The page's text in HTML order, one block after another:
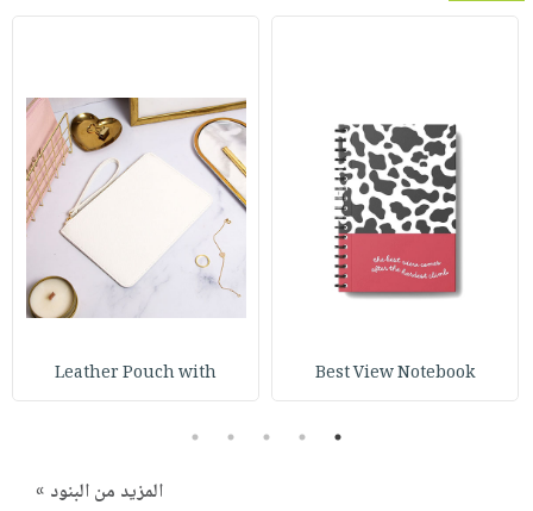
Best View Notebook
Leather Pouch with
1
2
3
4
5
المزيد من البنود »